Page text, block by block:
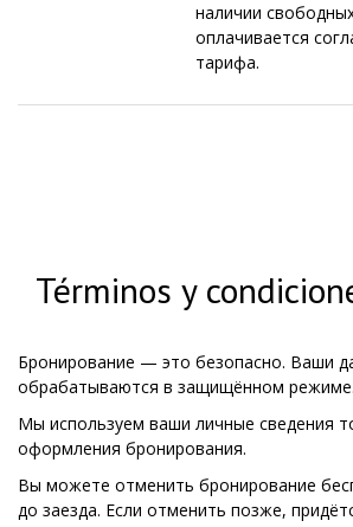
наличии
оплачивается
тарифа.
Términos y
Бронирование — это безопасно. Ваши
обрабатываются в защищённом режиме.
Мы используем ваши личные сведения
оформления бронирования.
Вы можете отменить бронирование
до заезда. Если отменить позже,